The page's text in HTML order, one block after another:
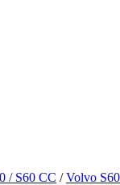
/ S60 CC /Volvo